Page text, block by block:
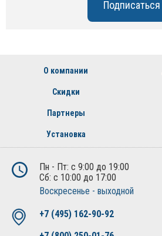
О компании
Скидки
Партнеры
Установка
Пн - Пт: с 9:00 до 19:00
Сб: с 10:00 до 17:00
Воскресенье - выходной
+7 (495) 162-90-92